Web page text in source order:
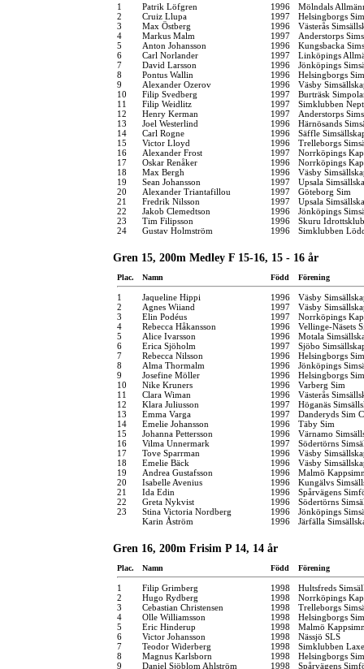
1 Patrik Löfgren 1996
Mölndals
2
Cruiz Llupa 1997
Helsingborgs
3
Max Östberg 1996
Västerås
4
Markus Malm 1997
Anderstorps
5
Anton Johansson 1996
Kungsbacka
6
Carl Norlander 1997
Linköpings
7
David Larsson 1996
Jönköpings
8
Pontus Wallin 1996
Helsingborgs
9
Alexander Ozerov 1996
Väsby
10
Filip Svedberg 1997
Burträsk
11
Filip Weidlitz 1997
Simklubben
12
Henry Kerman 1997
Anderstorps
13
Joel Westerlind 1996
Härnösands
14
Carl Rogne 1996
Säffle
15
Victor Lloyd 1996
Trelleborgs
16
Alexander Frost 1997
Norrköpings
17
Oskar Renåker 1996
Norrköpings
18
Max Bergh 1996
Väsby
19
Sean Johansson 1997
Upsala
20
Alexander Triantafillou 1997
Göteborg Sim
21
Fredrik Nilsson 1997
Upsala
22
Jakob Clemedtson 1996
Jönköpings
23
Tim Filipsson 1996
Skuru
24
Gustav Holmström 1996 Simklubben
Gren 15, 200m Medley F 15-16, 15 - 16 år
Plac. Namn Född Förening
1 Jaqueline Hippi 1996
Väsby
2
Agnes Wiiand 1997
Väsby
3
Elin Podéus 1997
Norrköpings
4
Rebecca Håkansson 1996
Vellinge-Näsets
5
Alice Ivarsson 1996
Motala
6
Erica Sjöholm 1997
Sjöbo
7
Rebecca Nilsson 1996
Helsingborgs
8
Alma Thormalm 1996
Jönköpings
9
Josefine Möller 1996
Helsingborgs
10
Nike Kruners 1996
Varberg Sim
11
Clara Wiman 1996
Västerås
12
Klara Juliusson 1997
Höganäs
13
Emma Varga 1997
Danderyds Sim
14
Emelie Johansson 1996
Täby Sim
15
Johanna Pettersson 1996
Värnamo
16
Vilma Unnermark 1997
Södertörns
17
Tove Sparrman 1996
Väsby
18
Emelie Bäck 1996
Väsby
19
Andrea Gustafsson 1996
Malmö
20
Isabelle Avenius 1996
Kungälvs
21
Ida Edin 1996
Spårvägens
22
Greta Nykvist 1996
Södertörns
23
Stina Victoria Nordberg 1996
Jönköpings
Karin Åström
1996 Järfälla
Gren 16, 200m Frisim P 14, 14 år
Plac. Namn Född Förening
1 Filip Grimberg 1998
Hultsfreds
2
Hugo Rydberg 1998
Norrköpings
3
Cebastian Christensen 1998
Trelleborgs
4
Olle Williamsson 1998
Helsingborgs
5
Eric Hinderup 1998
Malmö
6
Victor Johansson 1998
Nässjö SLS
7
Teodor Widerberg 1998
Simklubben
8
Magnus Karlsborn 1998
Helsingborgs
9
Daniel Sjöblom Ahlström 1998 Spårvägens